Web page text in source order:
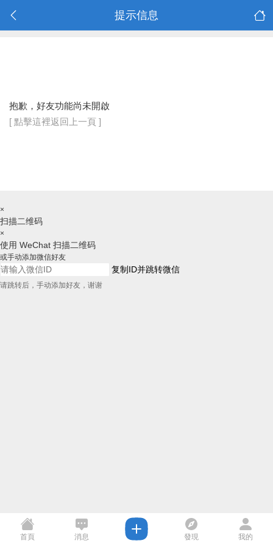
提示信息
抱歉，好友功能尚未開啟
[ 點擊這裡返回上一頁 ]
×
扫描二维码
×
使用 WeChat 扫描二维码
或手动添加微信好友
复制ID并跳转微信
请跳转后，手动添加好友，谢谢
首頁 消息 發現 我的